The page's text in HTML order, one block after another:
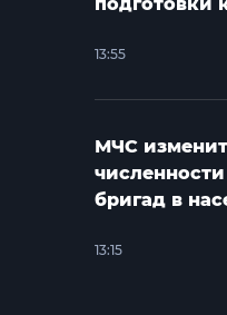
13:55
МЧС изменит
бригад в
13:15